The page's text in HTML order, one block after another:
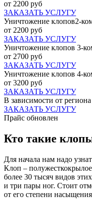
от 2200 руб
ЗАКАЗАТЬ УСЛУГУ
Уничтожение клопов2-
от 2200 руб
ЗАКАЗАТЬ УСЛУГУ
Уничтожение клопов 3-
от 2700 руб
ЗАКАЗАТЬ УСЛУГУ
Уничтожение клопов 4-
от 3200 руб
ЗАКАЗАТЬ УСЛУГУ
В зависимости от
ЗАКАЗАТЬ УСЛУГУ
Прайс обновлен
Кто такие
Для начала нам надо
Клоп –
более 30 тысяч видов
и три пары ног. Стоит
от его степени